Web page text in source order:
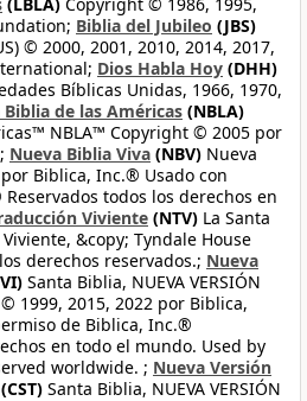
Biblia del Jubileo (JBS)
© 2000, 2001, 2010, 2014, 2017,
Dios Habla Hoy (DHH)
Bíblicas Unidas, 1966, 1970,
Biblia de las Américas (NBLA)
NBLA™ Copyright © 2005 por
Nueva Biblia Viva (NBV) Nueva
Biblica, Inc.® Usado con
todos los derechos en
Viviente (NTV) La Santa
&copy; Tyndale House
derechos reservados.; Nueva
Santa Biblia, NUEVA VERSIÓN
1999, 2015, 2022 por Biblica,
de Biblica, Inc.®
en todo el mundo. Used by
worldwide. ; Nueva Versión
(CST) Santa Biblia, NUEVA VERSIÓN